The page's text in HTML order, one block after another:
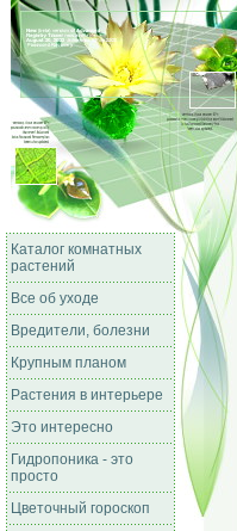
Каталог комнатных
растений
Все об уходе
Вредители, болезни
Крупным планом
Растения в интерьере
Это интересно
Гидропоника - это
просто
Цветочный гороскоп